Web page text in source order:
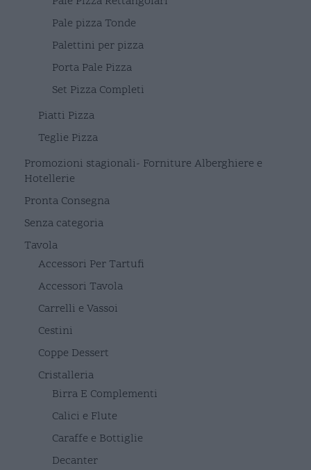
Pale pizza Tonde
Palettini per pizza
Porta Pale Pizza
Set Pizza Completi
Piatti Pizza
Teglie Pizza
Promozioni stagionali- Forniture Alberghiere e
Hotellerie
Pronta Consegna
Senza categoria
Tavola
Accessori Per Tartufi
Accessori Tavola
Carrelli e Vassoi
Cestini
Coppe Dessert
Cristalleria
Birra E Complementi
Calici e Flute
Caraffe e Bottiglie
Decanter